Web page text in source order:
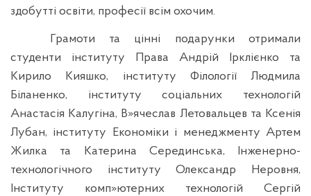
здобутті освіти, професії всім охочим.
Грамоти та цінні подарунки отримали
студенти інституту Права Андрій Ірклієнко та
Кирило Кияшко, інституту Філології Людмила
Біланенко, інституту соціальних технологій
Анастасія Калугіна, В»ячеслав Летовальцев та Ксенія
Лубан, інституту Економіки і менеджменту Артем
Жилка та Катерина Серединська, Інженерно-
технологічного інституту Олександр Неровня,
Інституту комп»ютерних технологій Сергій